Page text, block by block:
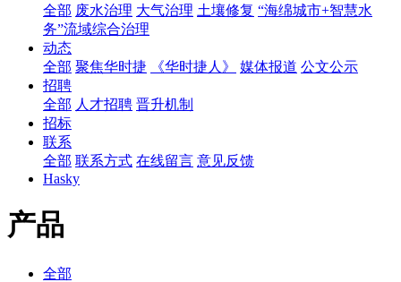
全部 废水治理 大气治理 土壤修复 “海绵城市+智慧水
务”流域综合治理
动态
全部 聚焦华时捷 《华时捷人》 媒体报道 公文公示
招聘
全部 人才招聘 晋升机制
招标
联系
全部 联系方式 在线留言 意见反馈
Hasky
产品
全部